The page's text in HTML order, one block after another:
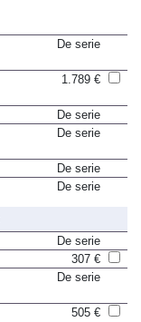
De serie
1.789 €
De serie
De serie
De serie
De serie
De serie
307 €
De serie
505 €